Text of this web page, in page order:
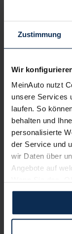
Zustimmung
Wir
MeinAuto nutzt
unsere Services
laufen. So
behalten und
personalisierte
der Service und
wir Daten über
Angebote auf
und erlauben
verwenden und
etwa an unsere
zustimmen
Erfahren Sie
Testberichte